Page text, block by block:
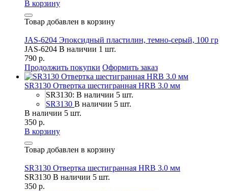
В корзину
Товар добавлен в корзину
JAS-6204 Эпоксидный пластилин, темно-серый, 100 гр
JAS-6204 В наличии 1 шт.
790 р.
Продолжить покупки Оформить заказ
SR3130 Отвертка шестигранная HRB 3.0 мм
SR3130: В наличии 5 шт.
SR3130 В наличии 5 шт.
В наличии 5 шт.
350 р.
В корзину
Товар добавлен в корзину
SR3130 Отвертка шестигранная HRB 3.0 мм
SR3130 В наличии 5 шт.
350 р.